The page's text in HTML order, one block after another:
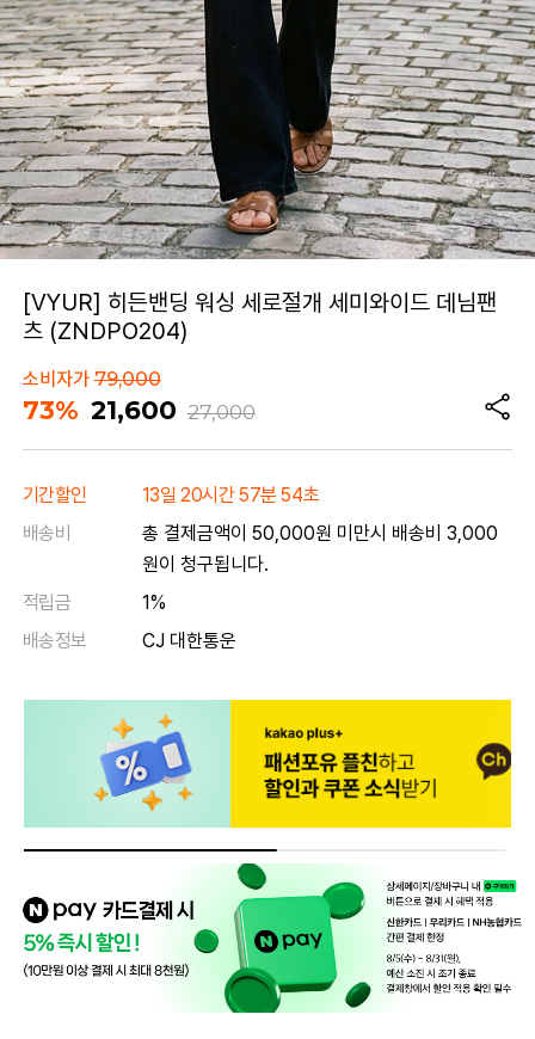
[VYUR] 히든밴딩 워싱 세로절개 세미와이드 데님팬
츠 (ZNDPO204)
소비자가79,000
73% 21,600 27,000
기간할인
13일 20시간 57분 54초
배송비
총 결제금액이 50,000원 미만시 배송비 3,000
원이 청구됩니다.
적립금
1%
배송정보
CJ 대한통운